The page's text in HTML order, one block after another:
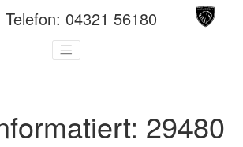
Telefon: 04321 56180
29480